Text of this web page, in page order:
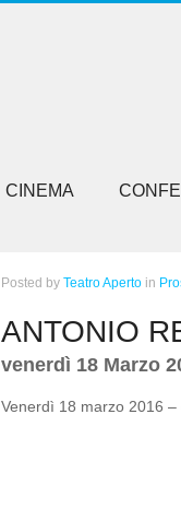
CINEMA
Posted by Teatro Aperto in
ANTONIO
venerdì 18 Marzo
Venerdì 18 marzo 2016 –